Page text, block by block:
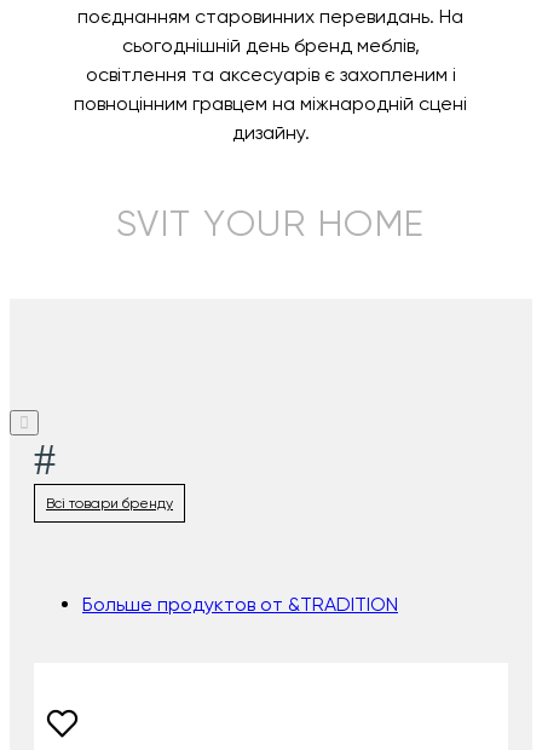
поєднанням старовинних перевидань. На
сьогоднішній день бренд меблів,
освітлення та аксесуарів є захопленим і
повноцінним гравцем на міжнародній сцені
дизайну.
SVIT YOUR HOME
#
Всі товари бренду
Больше продуктов от &TRADITION